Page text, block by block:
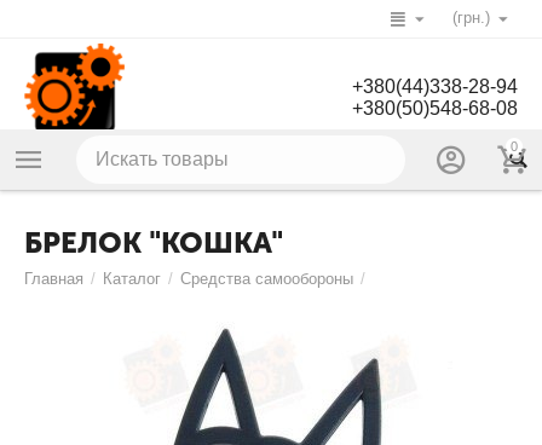
(грн.)
+380(44)338-28-94
+380(50)548-68-08
0
БРЕЛОК "КОШКА"
Главная / Каталог / Средства самообороны /